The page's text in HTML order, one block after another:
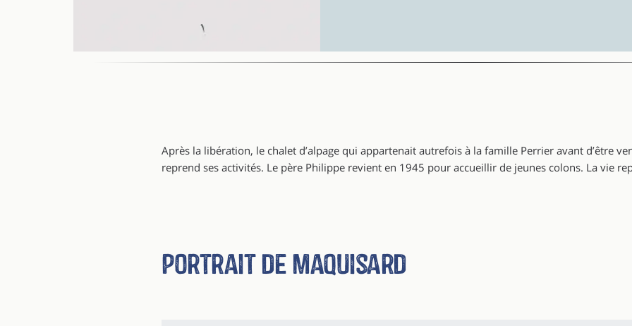
Après la libération, le chalet d’alpage qui appartenait autrefois à la famille Perrier avant d’être
reprend ses activités. Le père Philippe revient en 1945 pour accueillir de jeunes colons. La vie
Portrait de maquisard